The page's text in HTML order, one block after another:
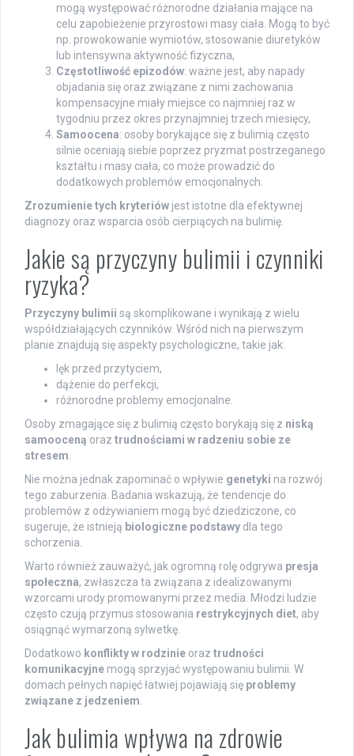
mogą występować różnorodne działania mające na
celu zapobieżenie przyrostowi masy ciała. Mogą to być
np. prowokowanie wymiotów, stosowanie diuretyków
lub intensywna aktywność fizyczna,
Częstotliwość epizodów: ważne jest, aby napady
objadania się oraz związane z nimi zachowania
kompensacyjne miały miejsce co najmniej raz w
tygodniu przez okres przynajmniej trzech miesięcy,
Samoocena: osoby borykające się z bulimią często
silnie oceniają siebie poprzez pryzmat postrzeganego
kształtu i masy ciała, co może prowadzić do
dodatkowych problemów emocjonalnych.
Zrozumienie tych kryteriów jest istotne dla efektywnej
diagnozy oraz wsparcia osób cierpiących na bulimię.
Jakie są przyczyny bulimii i czynniki
ryzyka?
Przyczyny bulimii są skomplikowane i wynikają z wielu
współdziałających czynników. Wśród nich na pierwszym
planie znajdują się aspekty psychologiczne, takie jak:
lęk przed przytyciem,
dążenie do perfekcji,
różnorodne problemy emocjonalne.
Osoby zmagające się z bulimią często borykają się z niską
samooceną oraz trudnościami w radzeniu sobie ze
stresem
Nie można jednak zapominać o wpływie genetyki na rozwój
tego zaburzenia. Badania wskazują, że tendencje do
problemów z odżywianiem mogą być dziedziczone, co
sugeruje, że istnieją biologiczne podstawy dla tego
schorzenia.
Warto również zauważyć, jak ogromną rolę odgrywa presja
społeczna, zwłaszcza ta związana z idealizowanymi
wzorcami urody promowanymi przez media. Młodzi ludzie
często czują przymus stosowania restrykcyjnych diet, aby
osiągnąć wymarzoną sylwetkę.
Dodatkowo konflikty w rodzinie oraz trudności
komunikacyjne mogą sprzyjać występowaniu bulimii. W
domach pełnych napięć łatwiej pojawiają się problemy
związane z jedzeniem
Jak bulimia wpływa na zdrowie